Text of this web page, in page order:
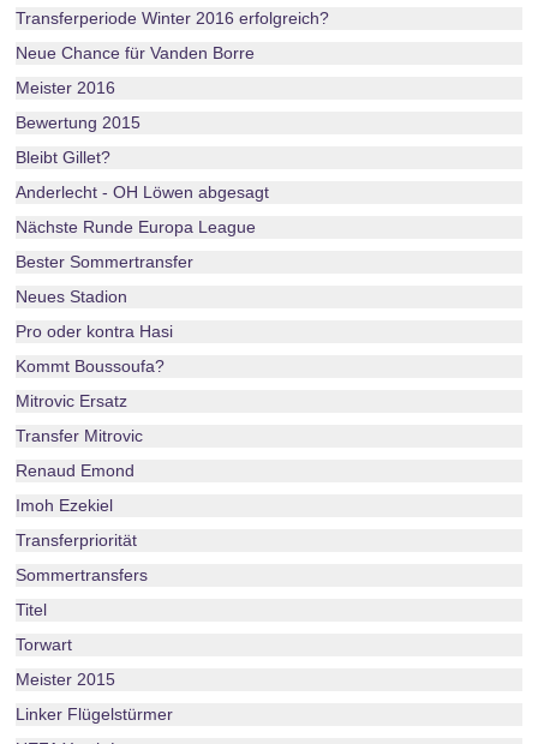
Transferperiode Winter 2016 erfolgreich?
Neue Chance für Vanden Borre
Meister 2016
Bewertung 2015
Bleibt Gillet?
Anderlecht - OH Löwen abgesagt
Nächste Runde Europa League
Bester Sommertransfer
Neues Stadion
Pro oder kontra Hasi
Kommt Boussoufa?
Mitrovic Ersatz
Transfer Mitrovic
Renaud Emond
Imoh Ezekiel
Transferpriorität
Sommertransfers
Titel
Torwart
Meister 2015
Linker Flügelstürmer